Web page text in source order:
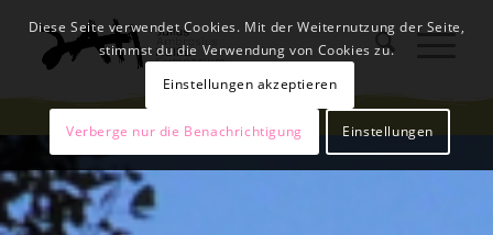
Diese Seite verwendet Cookies. Mit der Weiternutzung der Seite,
stimmst du die Verwendung von Cookies zu.
Einstellungen akzeptieren
Verberge nur die Benachrichtigung Einstellungen